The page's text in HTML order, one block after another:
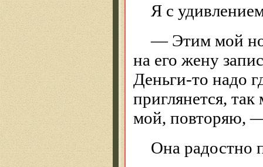
Я с
— Этим мой
на его жену
Деньги-то надо
приглянется,
мой, повторяю,
Она радостно